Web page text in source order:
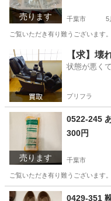
売ります 千葉市 5
ご覧いただき有り難うございま
千葉 千葉市 家庭用品
【求】壊
状態が悪く
プリフラ
売ります
0522-245
300円
千葉市
ご覧いただき有り難うございま
千葉 千葉市 0429-351